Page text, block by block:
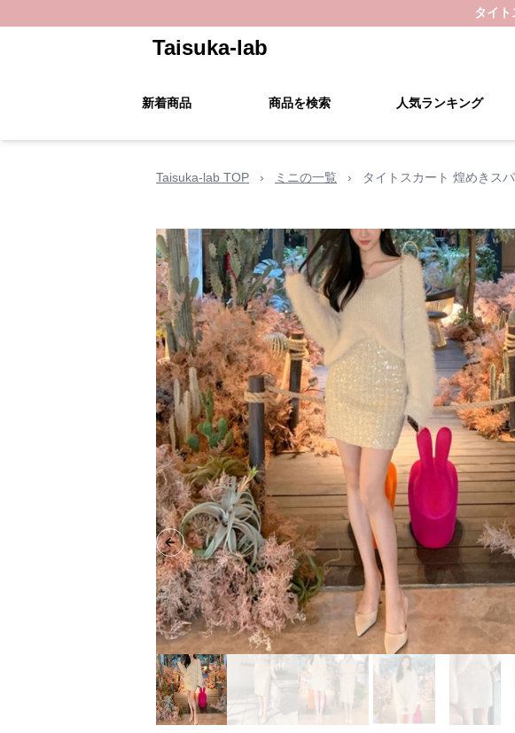
タイト
Taisuka-lab
新着商品 商品を検索 人気ランキング
Taisuka-lab TOP › ミニの一覧 › タイトスカート 煌めきス
Previous slide